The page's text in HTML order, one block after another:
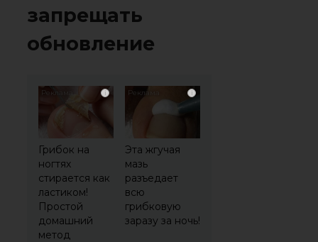
запрещать
обновление
i
Грибок на
ногтях
стирается как
ластиком!
Простой
домашний
метод
i
Эта жгучая
мазь
разъедает
всю
грибковую
заразу за ночь!